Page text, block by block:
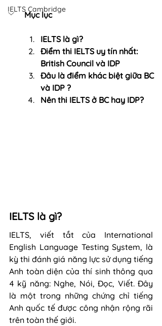
IELTS Cambridge
Mục lục
IELTS là gì?
Điểm thi IELTS uy tín nhất:
British Council và IDP
Đâu là điểm khác biệt giữa BC
và IDP ?
Nên thi IELTS ở BC hay IDP?
IELTS là gì?
IELTS, viết tắt của International
English Language Testing System, là
kỳ thi đánh giá năng lực sử dụng tiếng
Anh toàn diện của thí sinh thông qua
4 kỹ năng: Nghe, Nói, Đọc, Viết. Đây
là một trong những chứng chỉ tiếng
Anh quốc tế được công nhận rộng rãi
trên toàn thế giới.